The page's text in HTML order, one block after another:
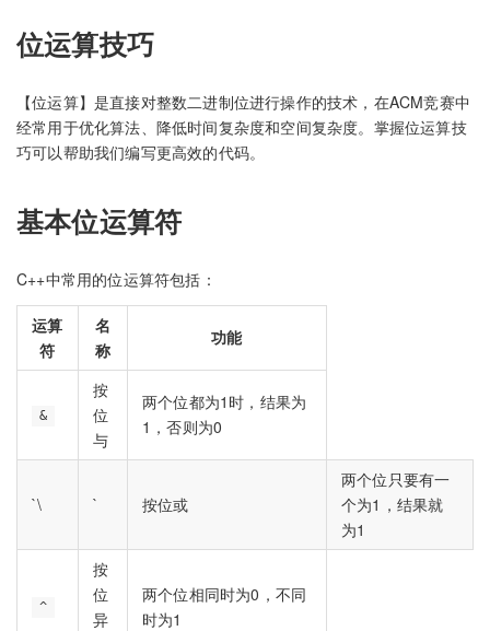
位运算技巧
【位运算】是直接对整数二进制位进行操作的技术，在ACM竞赛中
经常用于优化算法、降低时间复杂度和空间复杂度。掌握位运算技
巧可以帮助我们编写更高效的代码。
基本位运算符
C++中常用的位运算符包括：
运算
符
名
称
功能
&
按
位
与
两个位都为1时，结果为
1，否则为0
`\ ` 按位或
两个位只要有一
个为1，结果就
为1
^
按
位
异
两个位相同时为0，不同
时为1